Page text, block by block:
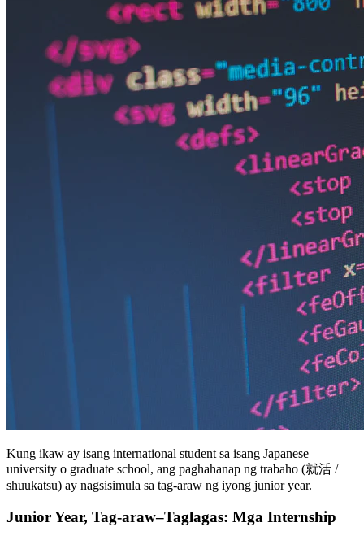
Kung ikaw ay isang international student sa isang Japanese
university o graduate school, ang paghahanap ng trabaho (就活 /
shuukatsu) ay nagsisimula sa tag-araw ng iyong junior year.
Junior Year, Tag-araw–Taglagas: Mga Internship